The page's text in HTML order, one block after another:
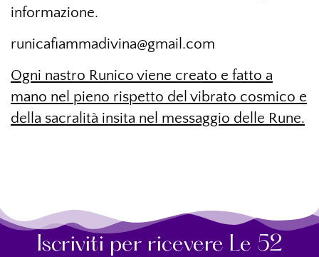
informazione.
runicafiammadivina@gmail.com
Ogni nastro Runico viene creato e fatto a
mano nel pieno rispetto del vibrato cosmico e
della sacralità insita nel messaggio delle Rune.
Iscriviti per ricevere Le 52